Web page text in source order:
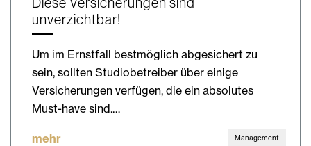
unverzichtbar!
Um im Ernstfall bestmöglich abgesichert zu
sein, sollten Studiobetreiber über einige
Versicherungen verfügen, die ein absolutes
Must-have sind.…
mehr Management